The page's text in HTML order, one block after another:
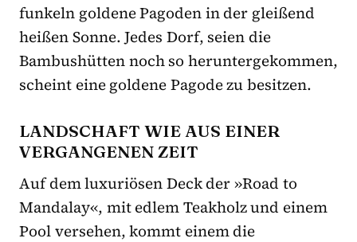
funkeln goldene Pagoden in der gleißend
heißen Sonne. Jedes Dorf, seien die
Bambushütten noch so heruntergekommen,
scheint eine goldene Pagode zu besitzen.
LANDSCHAFT WIE AUS EINER
VERGANGENEN ZEIT
Auf dem luxuriösen Deck der »Road to
Mandalay«, mit edlem Teakholz und einem
Pool versehen, kommt einem die